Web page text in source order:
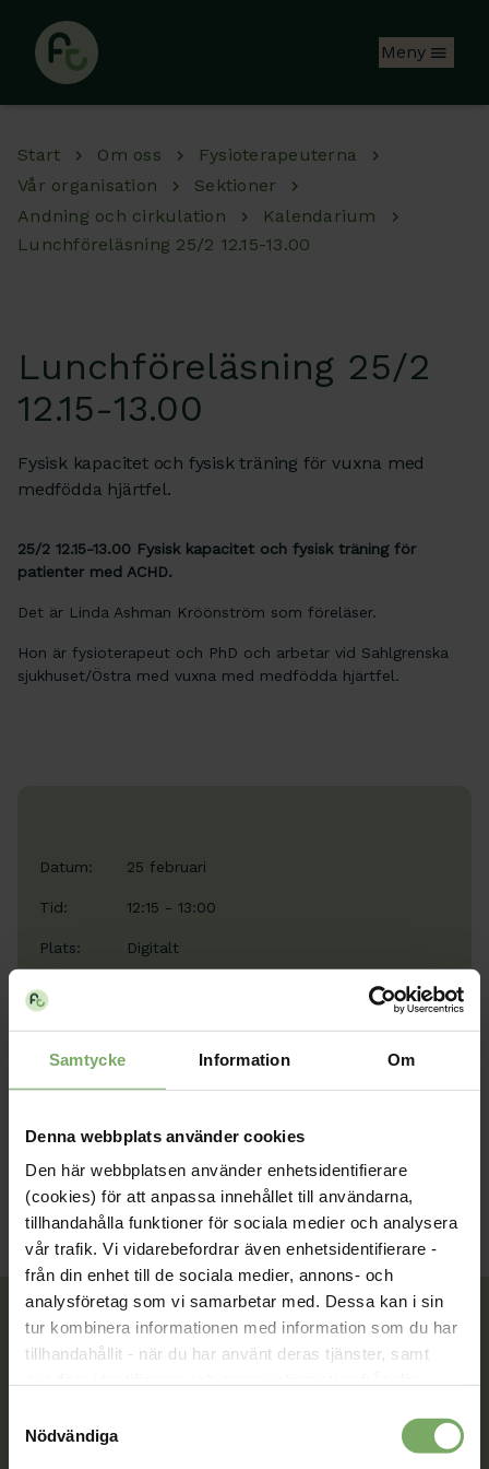
Samtycke Information Om
Denna webbplats använder cookies
Den här webbplatsen använder enhetsidentifierare
(cookies) för att anpassa innehållet till användarna,
tillhandahålla funktioner för sociala medier och analysera
vår trafik. Vi vidarebefordrar även enhetsidentifierare -
från din enhet till de sociala medier, annons- och
analysföretag som vi samarbetar med. Dessa kan i sin
tur kombinera informationen med information som du har
tillhandahållit - när du har använt deras tjänster, samt
området. Du godkänner våra cookies vid fortsatt
Nödvändiga
Meny
Start Om oss
Fysioterapeuterna
Vår organisation
Sektioner
Andning och cirkulation
Kalendarium
Lunchföreläsning 25/2 12.15-13.00
Datum: 25 februari
Tid: 12:15 - 13:00
Plats: Digitalt
Typ:
Arrangör: Fysioterapeuterna
Länk till föreläsningen
Lunchföreläsning 25/2
12.15-13.00
Fysisk kapacitet och fysisk träning för vuxna med
medfödda hjärtfel.
25/2 12.15-13.00 Fysisk kapacitet och fysisk träning för
patienter med ACHD.
Det är Linda Ashman Kröönström som föreläser.
Hon är fysioterapeut och PhD och arbetar vid Sahlgrenska
sjukhuset/Östra med vuxna med medfödda hjärtfel.
Bli medlem